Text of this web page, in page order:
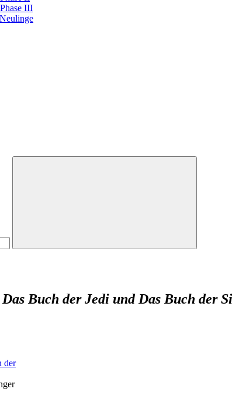
III
Suchen
Buch der Jedi und Das Buch der